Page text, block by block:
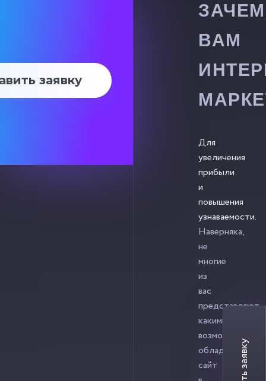
ЗАЧЕМ
ВАМ
Для
увеличения
прибыли
и
повышения
узнаваемости.
Наверняка,
не
многие
из
вас
представляют,
какими
возможностями
обладает
сайт
заявку